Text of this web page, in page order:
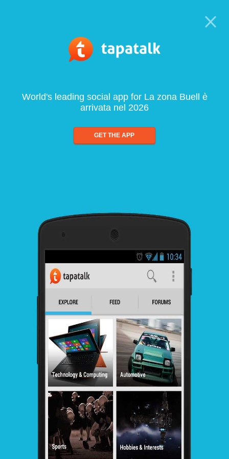
World's leading social app for La zona Buell è
arrivata nel 2026
GET THE APP